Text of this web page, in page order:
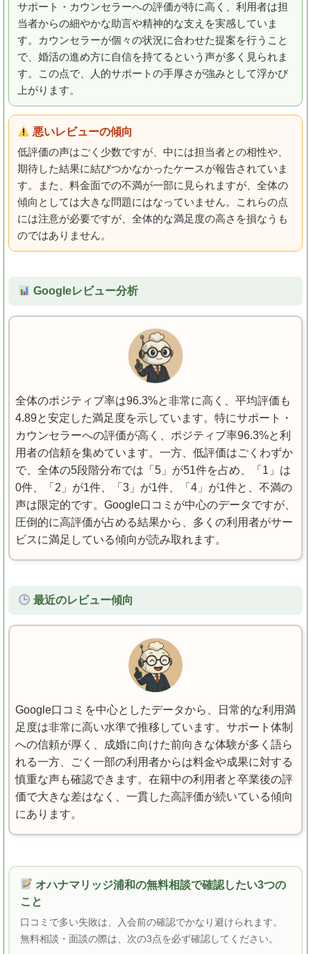
サポート・カウンセラーへの評価が特に高く、利用者は担
当者からの細やかな助言や精神的な支えを実感していま
す。カウンセラーが個々の状況に合わせた提案を行うこと
で、婚活の進め方に自信を持てるという声が多く見られま
す。この点で、人的サポートの手厚さが強みとして浮かび
上がります。
悪いレビューの傾向
低評価の声はごく少数ですが、中には担当者との相性や、
期待した結果に結びつかなかったケースが報告されていま
す。また、料金面での不満が一部に見られますが、全体の
傾向としては大きな問題にはなっていません。これらの点
には注意が必要ですが、全体的な満足度の高さを損なうも
のではありません。
Googleレビュー分析
全体のポジティブ率は96.3%と非常に高く、平均評価も
4.89と安定した満足度を示しています。特にサポート・
カウンセラーへの評価が高く、ポジティブ率96.3%と利
用者の信頼を集めています。一方、低評価はごくわずか
で、全体の5段階分布では「5」が51件を占め、「1」は
0件、「2」が1件、「3」が1件、「4」が1件と、不満の
声は限定的です。Google口コミが中心のデータですが、
圧倒的に高評価が占める結果から、多くの利用者がサー
ビスに満足している傾向が読み取れます。
最近のレビュー傾向
Google口コミを中心としたデータから、日常的な利用満
足度は非常に高い水準で推移しています。サポート体制
への信頼が厚く、成婚に向けた前向きな体験が多く語ら
れる一方、ごく一部の利用者からは料金や成果に対する
慎重な声も確認できます。在籍中の利用者と卒業後の評
価で大きな差はなく、一貫した高評価が続いている傾向
にあります。
オハナマリッジ浦和の無料相談で確認したい3つの
こと
口コミで多い失敗は、入会前の確認でかなり避けられます。
無料相談・面談の際は、次の3点を必ず確認してください。